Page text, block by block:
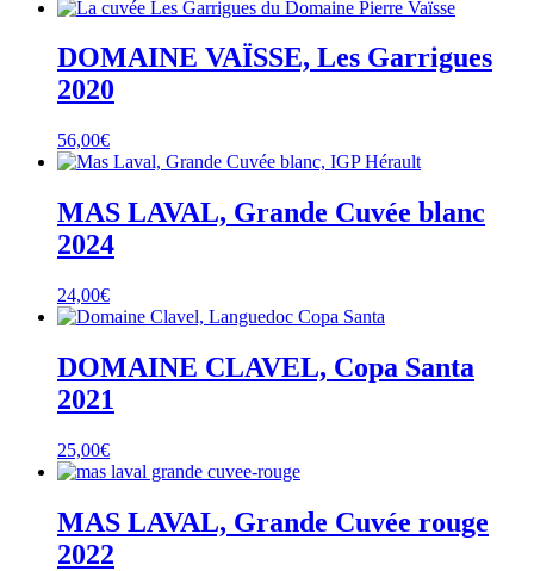
DOMAINE VAÏSSE, Les Garrigues
2020
56,00€
MAS LAVAL, Grande Cuvée blanc
2024
24,00€
DOMAINE CLAVEL, Copa Santa
2021
25,00€
MAS LAVAL, Grande Cuvée rouge
2022